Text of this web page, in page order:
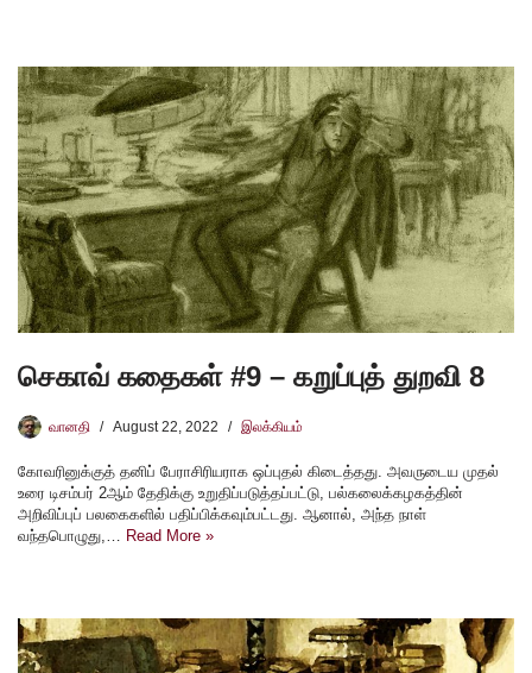
செகாவ் கதைகள் #9 – கறுப்புத் துறவி 8
வானதி August 22, 2022 இலக்கியம்
கோவரினுக்குத் தனிப் பேராசிரியராக ஒப்புதல் கிடைத்தது. அவருடைய முதல்
உரை டிசம்பர் 2ஆம் தேதிக்கு உறுதிப்படுத்தப்பட்டு, பல்கலைக்கழகத்தின்
அறிவிப்புப் பலகைகளில் பதிப்பிக்கவும்பட்டது. ஆனால், அந்த நாள்
வந்தபொழுது,… Read More »